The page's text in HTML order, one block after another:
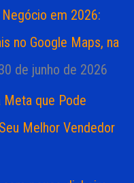
em 2026:
no Google Maps, na
de junho de 2026
Meta que Pode
Melhor Vendedor